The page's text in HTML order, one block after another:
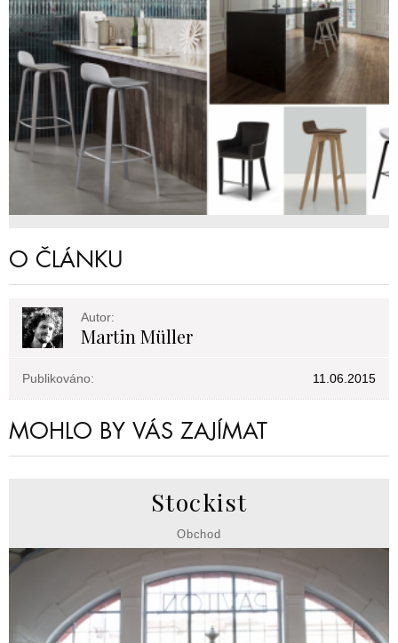
O ČLÁNKU
Autor:
Martin Müller
Publikováno: 11.06.2015
MOHLO BY VÁS ZAJÍMAT
Stockist
Obchod